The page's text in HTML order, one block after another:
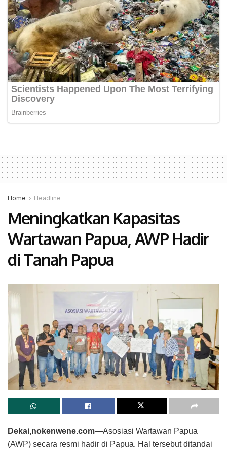
Home Headline
Meningkatkan Kapasitas
Wartawan Papua, AWP Hadir
di Tanah Papua
Dekai,nokenwene.com—Asosiasi Wartawan Papua
(AWP) secara resmi hadir di Papua. Hal tersebut ditandai